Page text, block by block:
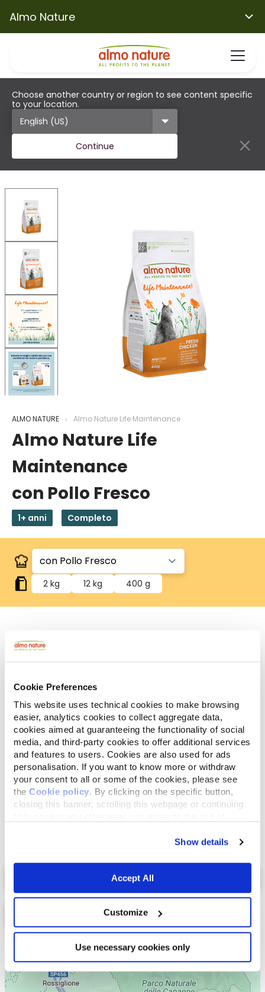
Cookie Preferences
This website uses technical cookies to make browsing
easier, analytics cookies to collect aggregate data,
cookies aimed at guaranteeing the functionality of social
media, and third-party cookies to offer additional services
and features to users. Cookies are also used for ads
personalisation. If you want to know more or withdraw
your consent to all or some of the cookies, please see
the Cookie policy. By clicking on the specific button,
closing this banner, scrolling this webpage or continuing
Show details
Accept All
Customize
Use necessary cookies only
Almo Nature
Choose another country or region to see content specific
to your location.
Continue
ALMO NATURE Almo Nature Life Maintenance
Almo Nature Life
Maintenance
con Pollo Fresco
1+ anni Completo
2 kg 12 kg 400 g
Carne/pesce freschi
Contiene carne o pesce freschi per un'alta
Ingredienti
Componenti analitici
Pollo 46% (pollo fresco 26%, pollo disidratato 20%),
granturco*, riso, farina di riso integrale, proteine
animali idrolizzate, grasso di pollo, manzo
disidratato 1,3%, sostanze minerali, mannano-oligo-
saccaridi 0,1%, inulina di cicoria fonte di FOS 0,1%. *No
OGM.
Select a tab
Mappa